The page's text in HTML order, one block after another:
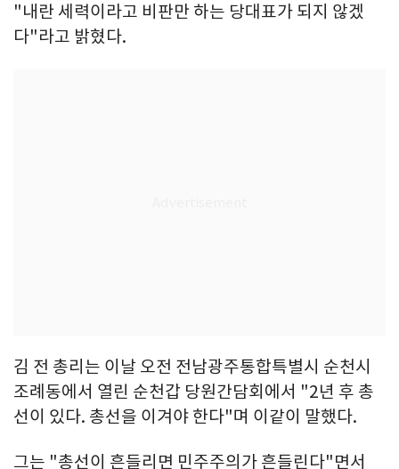
"내란 세력이라고 비판만 하는 당대표가 되지 않겠
다"라고 밝혔다.
김 전 총리는 이날 오전 전남광주통합특별시 순천시
조례동에서 열린 순천갑 당원간담회에서 "2년 후 총
선이 있다. 총선을 이겨야 한다"며 이같이 말했다.
그는 "총선이 흔들리면 민주주의가 흔들린다"면서